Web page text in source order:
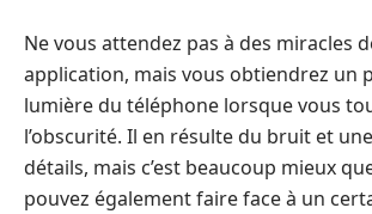
Ne vous attendez pas à des miracles
application, mais vous obtiendrez un
lumière du téléphone lorsque vous
l’obscurité. Il en résulte du bruit et
détails, mais c’est beaucoup mieux
pouvez également faire face à un